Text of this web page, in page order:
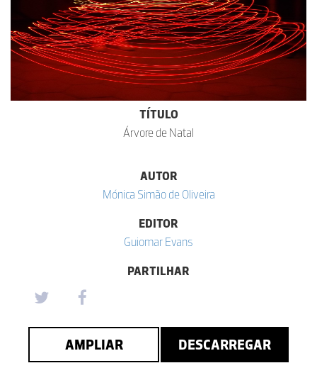
TÍTULO
Árvore de Natal
AUTOR
Mónica Simão de Oliveira
EDITOR
Guiomar Evans
PARTILHAR
AMPLIAR DESCARREGAR